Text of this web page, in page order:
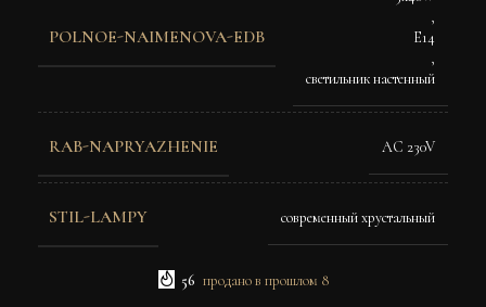
POLNOE-NAIMENOVA-EDB
,
E14
,
светильник настенный
RAB-NAPRYAZHENIE AC 230V
STIL-LAMPY современный хрустальный
56 продано в прошлом 8